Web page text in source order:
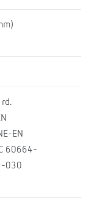
EN
60664-
030